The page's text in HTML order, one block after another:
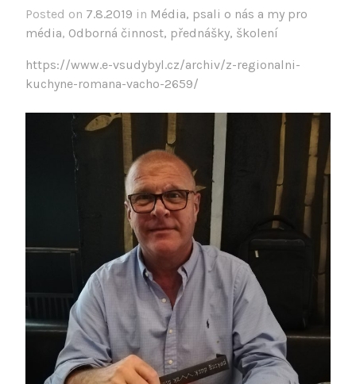
Posted on 7.8.2019 in Média, psali o nás a my pro
média, Odborná činnost, přednášky, školení
https://www.e-vsudybyl.cz/archiv/z-regionalni-
kuchyne-romana-vacho-2659/